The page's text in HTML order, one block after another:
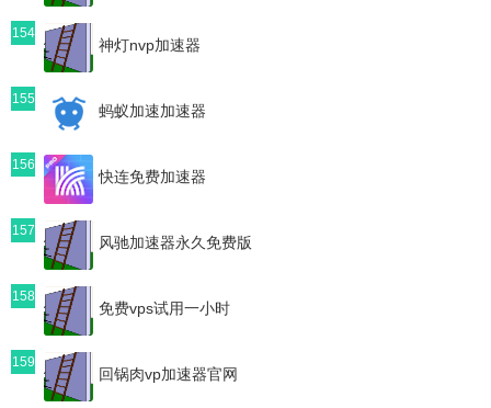
154
神灯nvp加速器
155
蚂蚁加速加速器
156
快连免费加速器
157
风驰加速器永久免费版
158
免费vps试用一小时
159
回锅肉vp加速器官网